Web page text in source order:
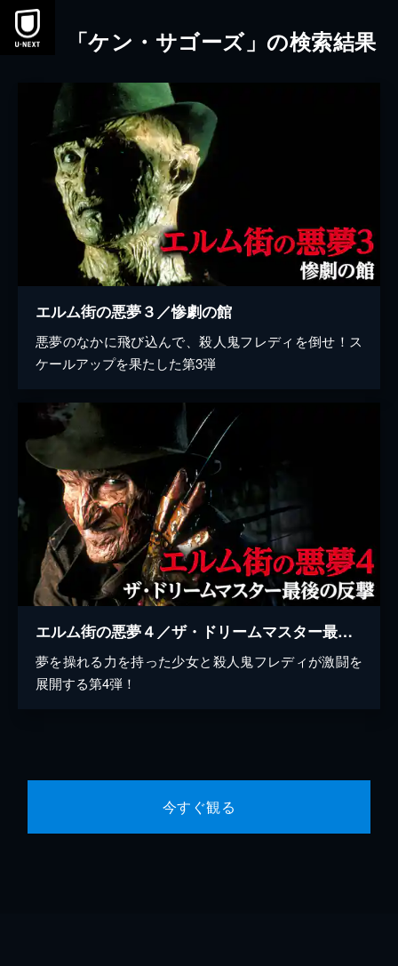
本文へスキップ
「ケン・サゴーズ」の検索結果
エルム街の悪夢３／惨劇の館
悪夢のなかに飛び込んで、殺人鬼フレディを倒せ！ス
ケールアップを果たした第3弾
エルム街の悪夢４／ザ・ドリームマスター最後の反撃
夢を操れる力を持った少女と殺人鬼フレディが激闘を
展開する第4弾！
今すぐ観る